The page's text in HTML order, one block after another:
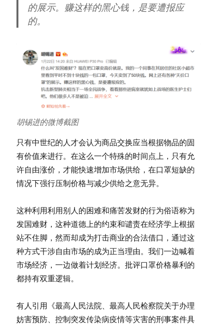
的展示。赚这样的黑心钱，是要遭报应
的。
胡锡进的微博截图
只有中世纪的人才会认为商品交换应当根据物品的固
有价值来进行。在这么一个特殊的时间点上，只有允
许自由涨价，才能快速增加市场供给，在口罩短缺的
情况下强行压制价格与减少供给之意无异。
这种利用利用别人的困难和痛苦发财的行为俗语称为
发国难财，这种道德上的约束和谴责在经济学上根据
站不住脚，然而却成为打击商业的合法借口，通过这
种方式干涉自由市场的成为正当理由。我们一边喊着
市场经济，一边做着计划经济。批评口罩价格暴利的
都持有双重逻辑。
有人引用《最高人民法院、最高人民检察院关于办理
妨害预防、控制突发传染病疫情等灾害的刑事案件具